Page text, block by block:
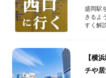
盛岡駅
きるよ
すく解
【横
チや